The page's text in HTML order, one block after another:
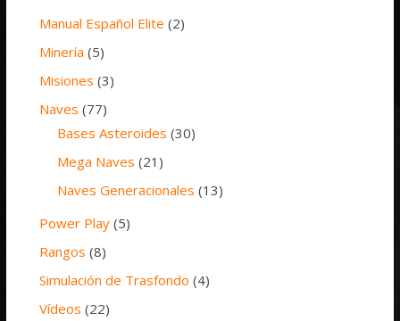
Manual Español Elite (2)
Minería (5)
Misiones (3)
Naves (77)
Bases Asteroides (30)
Mega Naves (21)
Naves Generacionales (13)
Power Play (5)
Rangos (8)
Simulación de Trasfondo (4)
Vídeos (22)